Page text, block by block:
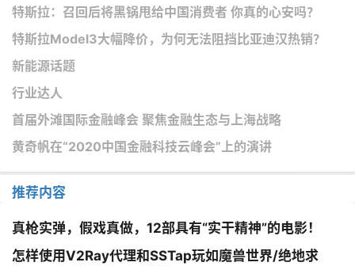
特斯拉：召回后将黑锅甩给中国消费者 你真的心安吗？
特斯拉Model3大幅降价，为何无法阻挡比亚迪汉热销？
新能源话题
行业达人
首届外滩国际金融峰会 聚焦金融生态与上海战略
黄奇帆在“2020中国金融科技云峰会”上的演讲
推荐内容
真枪实弹，假戏真做，12部具有“实干精神”的电影！
怎样使用V2Ray代理和SSTap玩如魔兽世界/绝地求